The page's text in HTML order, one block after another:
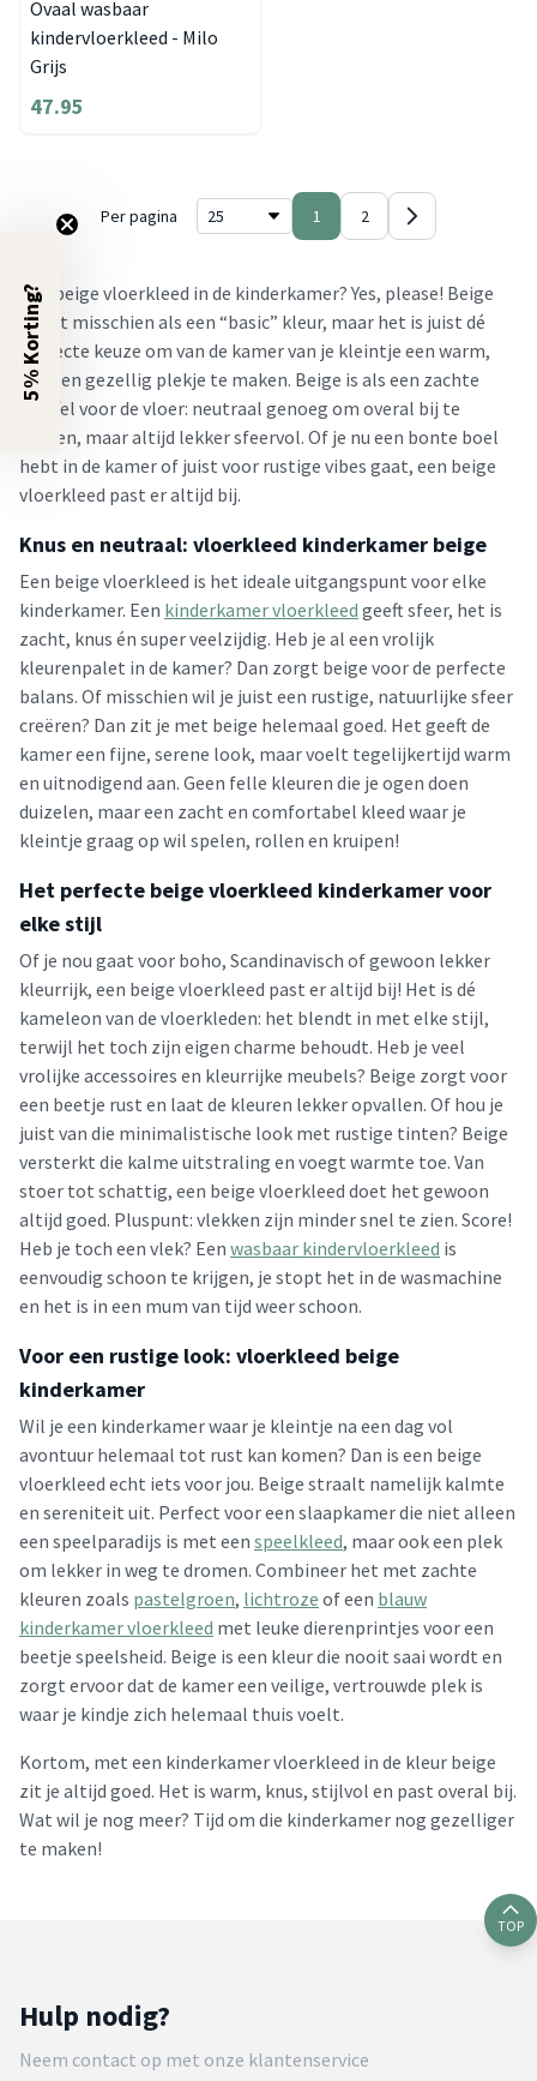
Ovaal wasbaar
kindervloerkleed - Milo
Grijs
47.95
Per pagina 1 2
Een beige vloerkleed in de kinderkamer? Yes, please! Beige
klinkt misschien als een “basic” kleur, maar het is juist dé
perfecte keuze om van de kamer van je kleintje een warm,
knus en gezellig plekje te maken. Beige is als een zachte
knuffel voor de vloer: neutraal genoeg om overal bij te
passen, maar altijd lekker sfeervol. Of je nu een bonte boel
hebt in de kamer of juist voor rustige vibes gaat, een beige
vloerkleed past er altijd bij.
Knus en neutraal: vloerkleed kinderkamer beige
Een beige vloerkleed is het ideale uitgangspunt voor elke
kinderkamer. Een kinderkamer vloerkleed geeft sfeer, het is
zacht, knus én super veelzijdig. Heb je al een vrolijk
kleurenpalet in de kamer? Dan zorgt beige voor de perfecte
balans. Of misschien wil je juist een rustige, natuurlijke sfeer
creëren? Dan zit je met beige helemaal goed. Het geeft de
kamer een fijne, serene look, maar voelt tegelijkertijd warm
en uitnodigend aan. Geen felle kleuren die je ogen doen
duizelen, maar een zacht en comfortabel kleed waar je
kleintje graag op wil spelen, rollen en kruipen!
Het perfecte beige vloerkleed kinderkamer voor
elke stijl
Of je nou gaat voor boho, Scandinavisch of gewoon lekker
kleurrijk, een beige vloerkleed past er altijd bij! Het is dé
kameleon van de vloerkleden: het blendt in met elke stijl,
terwijl het toch zijn eigen charme behoudt. Heb je veel
vrolijke accessoires en kleurrijke meubels? Beige zorgt voor
een beetje rust en laat de kleuren lekker opvallen. Of hou je
juist van die minimalistische look met rustige tinten? Beige
versterkt die kalme uitstraling en voegt warmte toe. Van
stoer tot schattig, een beige vloerkleed doet het gewoon
altijd goed. Pluspunt: vlekken zijn minder snel te zien. Score!
Heb je toch een vlek? Een wasbaar kindervloerkleed is
eenvoudig schoon te krijgen, je stopt het in de wasmachine
en het is in een mum van tijd weer schoon.
Voor een rustige look: vloerkleed beige
kinderkamer
Wil je een kinderkamer waar je kleintje na een dag vol
avontuur helemaal tot rust kan komen? Dan is een beige
vloerkleed echt iets voor jou. Beige straalt namelijk kalmte
en sereniteit uit. Perfect voor een slaapkamer die niet alleen
een speelparadijs is met een speelkleed, maar ook een plek
om lekker in weg te dromen. Combineer het met zachte
kleuren zoals pastelgroen, lichtroze of een blauw
kinderkamer vloerkleed met leuke dierenprintjes voor een
beetje speelsheid. Beige is een kleur die nooit saai wordt en
zorgt ervoor dat de kamer een veilige, vertrouwde plek is
waar je kindje zich helemaal thuis voelt.
Kortom, met een kinderkamer vloerkleed in de kleur beige
zit je altijd goed. Het is warm, knus, stijlvol en past overal bij.
Wat wil je nog meer? Tijd om die kinderkamer nog gezelliger
te maken!
TOP
Hulp nodig?
Neem contact op met onze klantenservice
5% Korting?